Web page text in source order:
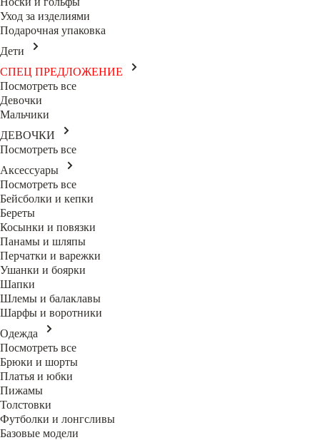
Уход за изделиями
Подарочная упаковка
Дети
СПЕЦ ПРЕДЛОЖЕНИЕ
Посмотреть все
Девочки
Мальчики
ДЕВОЧКИ
Посмотреть все
Аксессуары
Посмотреть все
Бейсболки и кепки
Береты
Косынки и повязки
Панамы и шляпы
Перчатки и варежки
Ушанки и боярки
Шапки
Шлемы и балаклавы
Шарфы и воротники
Одежда
Посмотреть все
Брюки и шорты
Платья и юбки
Пижамы
Толстовки
Футболки и лонгсливы
Базовые модели